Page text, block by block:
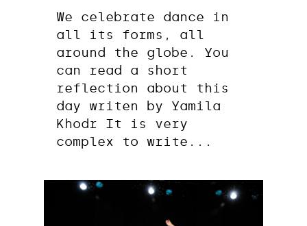
We celebrate dance in
all its forms, all
around the globe. You
can read a short
reflection about this
day writen by Yamila
Khodr It is very
complex to write...